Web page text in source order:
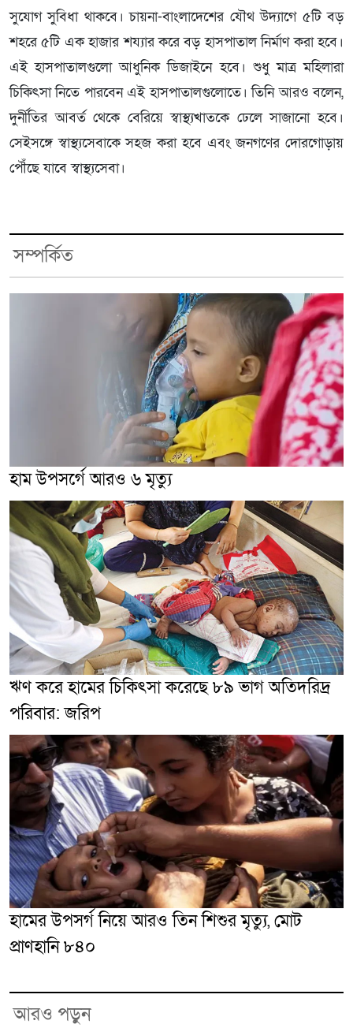
সুযোগ সুবিধা থাকবে। চায়না-বাংলাদেশের যৌথ উদ্যাগে ৫টি বড়
শহরে ৫টি এক হাজার শয্যার করে বড় হাসপাতাল নির্মাণ করা হবে।
এই হাসপাতালগুলো আধুনিক ডিজাইনে হবে। শুধু মাত্র মহিলারা
চিকিৎসা নিতে পারবেন এই হাসপাতালগুলোতে। তিনি আরও বলেন,
দুর্নীতির আবর্ত থেকে বেরিয়ে স্বাস্থ্যখাতকে ঢেলে সাজানো হবে।
সেইসঙ্গে স্বাস্থ্যসেবাকে সহজ করা হবে এবং জনগণের দোরগোড়ায়
পৌঁছে যাবে স্বাস্থ্যসেবা।
সম্পর্কিত
হাম উপসর্গে আরও ৬ মৃত্যু
ঋণ করে হামের চিকিৎসা করেছে ৮৯ ভাগ অতিদরিদ্র
পরিবার: জরিপ
হামের উপসর্গ নিয়ে আরও তিন শিশুর মৃত্যু, মোট
প্রাণহানি ৮৪০
আরও পড়ুন